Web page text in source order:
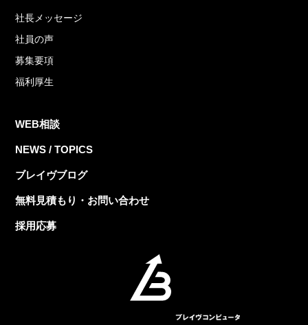
社長メッセージ
社員の声
募集要項
福利厚生
WEB相談
NEWS / TOPICS
ブレイヴブログ
無料見積もり・お問い合わせ
採用応募